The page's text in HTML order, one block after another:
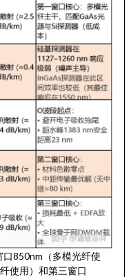
850nm（多模光纤使
使用）和第三窗口